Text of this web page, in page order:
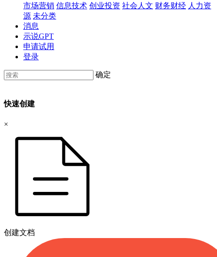
市场营销 信息技术 创业投资 社会人文 财务财经 人力资
源 未分类
消息
示说GPT
申请试用
登录
确定
快速创建
×
创建文档